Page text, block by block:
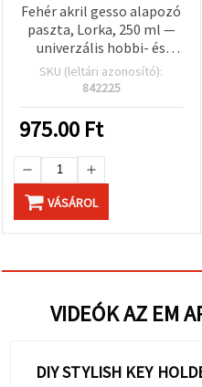
Fehér akril gesso alapozó
paszta, Lorka, 250 ml —
univerzális hobbi- és
művészeti felület-
előkészítő vászonhoz,
művészminőségű, matt
festési alap akril- és
olajfestékhez
SKU (leltári azonosító):
842225
975.00 Ft
VÁSÁROL
VIDEÓK AZ EM
DIY STYLISH KEY